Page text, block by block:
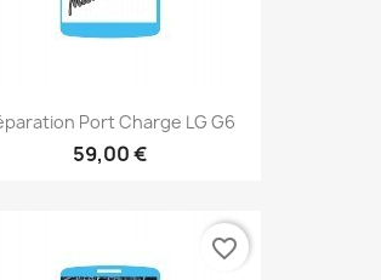
Port Charge LG G6
59,00 €
favorite_border